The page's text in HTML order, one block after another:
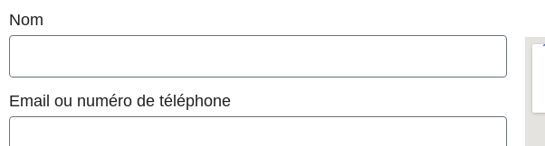
Nom
Email ou numéro de téléphone